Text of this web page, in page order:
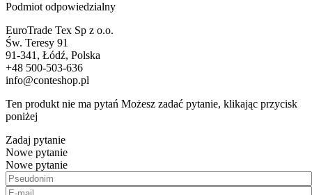
Podmiot odpowiedzialny
EuroTrade Tex Sp z o.o.
Św. Teresy 91
91-341, Łódź, Polska
+48 500-503-636
info@conteshop.pl
Ten produkt nie ma pytań Możesz zadać pytanie, klikając przycisk
poniżej
Zadaj pytanie
Nowe pytanie
Nowe pytanie